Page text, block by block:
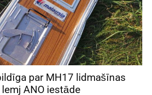
par MH17 lidmašīnas
ANO iestāde